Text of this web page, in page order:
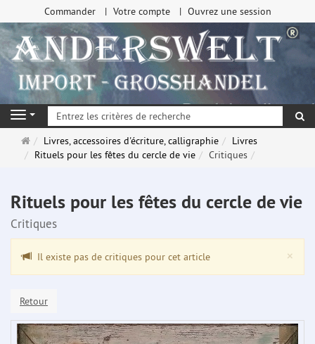
Commander Votre compte Ouvrez une session
Navigation
Page
d'accueil
Livres, accessoires d'écriture, calligraphie
Livres
Rituels pour les fêtes du cercle de vie
Critiques
Rituels pour les fêtes du cercle de vie
Critiques
×
Il existe pas de critiques pour cet article
Retour